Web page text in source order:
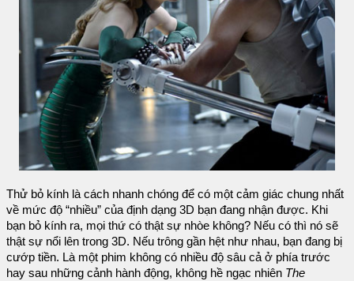
Thử bỏ kính là cách nhanh chóng để có một cảm giác chung nhất
về mức độ “nhiều” của định dạng 3D bạn đang nhận được. Khi
bạn bỏ kính ra, mọi thứ có thật sự nhòe không? Nếu có thì nó sẽ
thật sự nổi lên trong 3D. Nếu trông gần hệt như nhau, bạn đang bị
cướp tiền. Là một phim không có nhiều độ sâu cả ở phía trước
hay sau những cảnh hành động, không hề ngạc nhiên The